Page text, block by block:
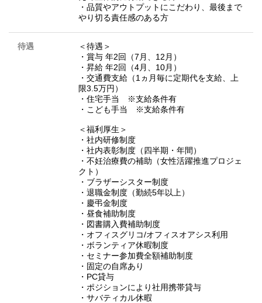
・品質やアウトプットにこだわり、最後まで
やり切る責任感のある方
待遇
＜待遇＞
・賞与 年2回（7月、12月）
・昇給 年2回（4月、10月）
・交通費支給（1ヵ月毎に定期代を支給、上
限3.5万円）
・住宅手当 ※支給条件有
・こども手当 ※支給条件有
＜福利厚生＞
・社内研修制度
・社内表彰制度（四半期・年間）
・不妊治療費の補助（女性活躍推進プロジェ
クト）
・ブラザーシスター制度
・退職金制度（勤続5年以上）
・慶弔金制度
・昼食補助制度
・図書購入費補助制度
・オフィスグリコ/オフィスオアシス利用
・ボランティア休暇制度
・セミナー参加費全額補助制度
・固定の自席あり
・PC貸与
・ポジションにより社用携帯貸与
・サバティカル休暇